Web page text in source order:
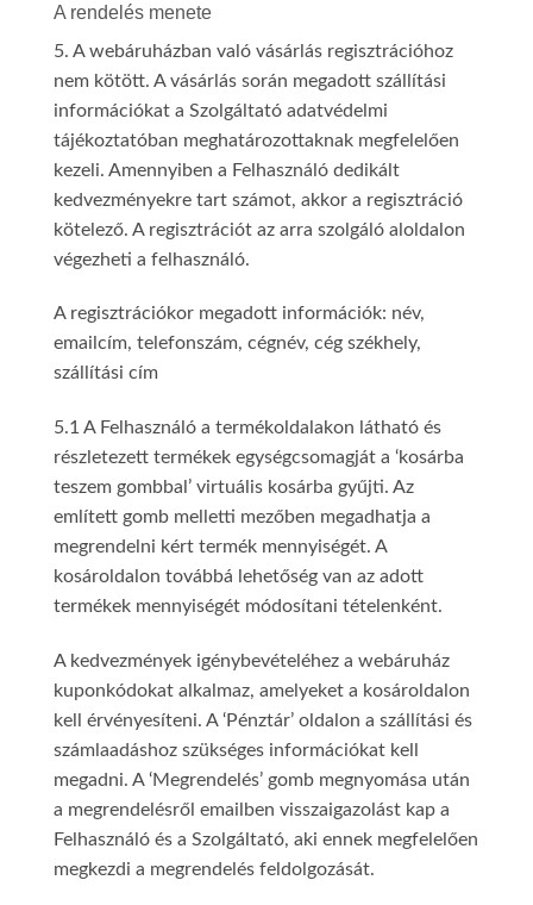
A rendelés menete
5. A webáruházban való vásárlás regisztrációhoz
nem kötött. A vásárlás során megadott szállítási
információkat a Szolgáltató adatvédelmi
tájékoztatóban meghatározottaknak megfelelően
kezeli. Amennyiben a Felhasználó dedikált
kedvezményekre tart számot, akkor a regisztráció
kötelező. A regisztrációt az arra szolgáló aloldalon
végezheti a felhasználó.
A regisztrációkor megadott információk: név,
emailcím, telefonszám, cégnév, cég székhely,
szállítási cím
5.1 A Felhasználó a termékoldalakon látható és
részletezett termékek egységcsomagját a ‘kosárba
teszem gombbal’ virtuális kosárba gyűjti. Az
említett gomb melletti mezőben megadhatja a
megrendelni kért termék mennyiségét. A
kosároldalon továbbá lehetőség van az adott
termékek mennyiségét módosítani tételenként.
A kedvezmények igénybevételéhez a webáruház
kuponkódokat alkalmaz, amelyeket a kosároldalon
kell érvényesíteni. A ‘Pénztár’ oldalon a szállítási és
számlaadáshoz szükséges információkat kell
megadni. A ‘Megrendelés’ gomb megnyomása után
a megrendelésről emailben visszaigazolást kap a
Felhasználó és a Szolgáltató, aki ennek megfelelően
megkezdi a megrendelés feldolgozását.